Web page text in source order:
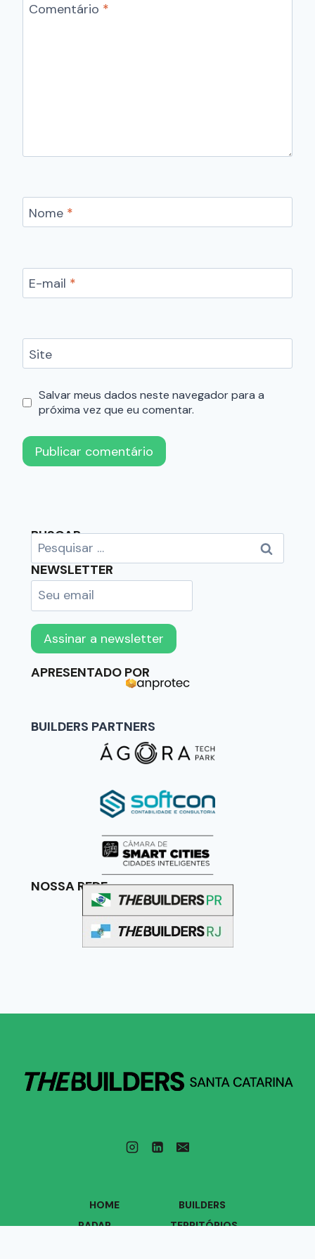
Comentário *
Nome *
E-mail *
Site
Salvar meus dados neste navegador para a
próxima vez que eu comentar.
BUSCAR
NEWSLETTER
APRESENTADO POR
BUILDERS PARTNERS
NOSSA REDE
HOME
BUILDERS
RADAR
TERRITÓRIOS